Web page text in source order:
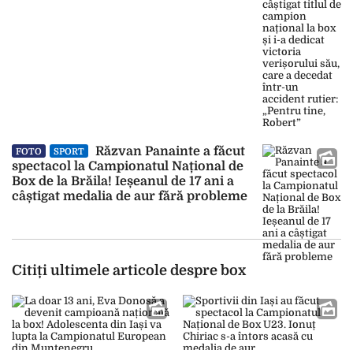
FOTO SPORT
Răzvan Panainte a făcut
spectacol la Campionatul Național de
Box de la Brăila! Ieșeanul de 17 ani a
câștigat medalia de aur fără probleme
Citiți ultimele articole despre box